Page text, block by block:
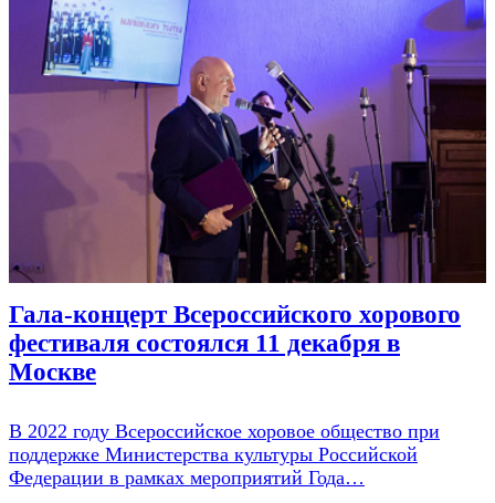
Гала-концерт Всероссийского хорового
фестиваля состоялся 11 декабря в
Москве
В 2022 году Всероссийское хоровое общество при
поддержке Министерства культуры Российской
Федерации в рамках мероприятий Года…